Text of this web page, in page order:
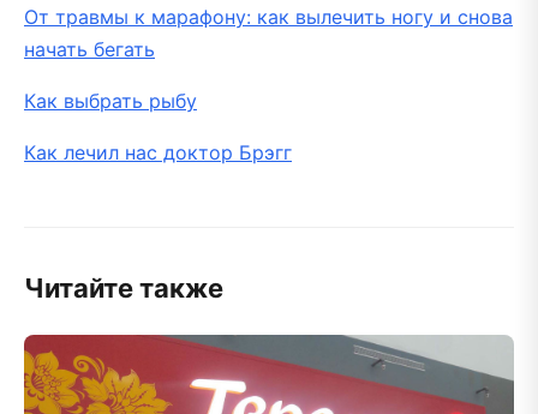
От травмы к марафону: как вылечить ногу и снова
начать бегать
Как выбрать рыбу
Как лечил нас доктор Брэгг
Читайте также